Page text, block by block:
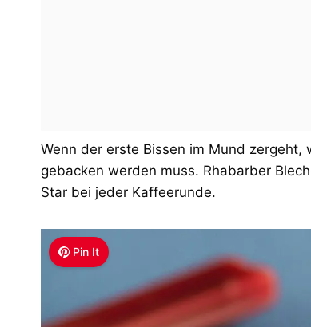
Wenn der erste Bissen im Mund
gebacken werden muss. Rhabarber
Star bei jeder Kaffeerunde.
Pin It